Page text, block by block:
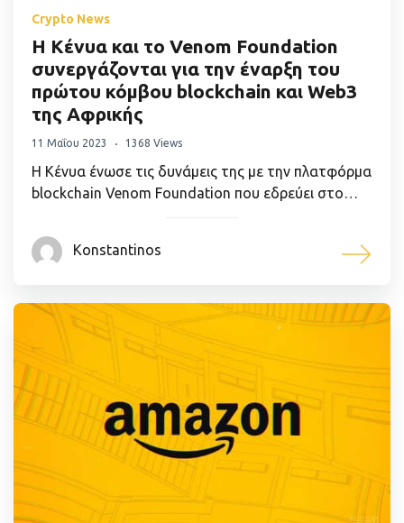
Crypto News
Η Κένυα και το Venom Foundation
συνεργάζονται για την έναρξη του
πρώτου κόμβου blockchain και Web3
της Αφρικής
11 Μαΐου 2023 1368 Views
Η Κένυα ένωσε τις δυνάμεις της με την πλατφόρμα
blockchain Venom Foundation που εδρεύει στο…
Konstantinos